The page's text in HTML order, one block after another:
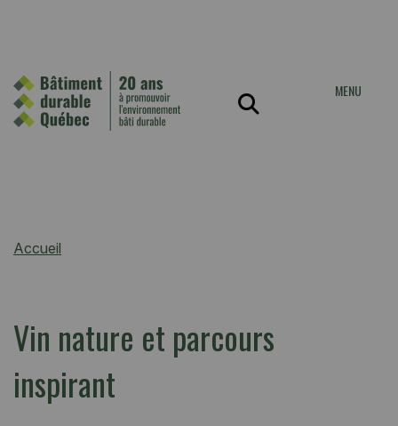
MENU
Accueil
Vin nature et parcours
inspirant